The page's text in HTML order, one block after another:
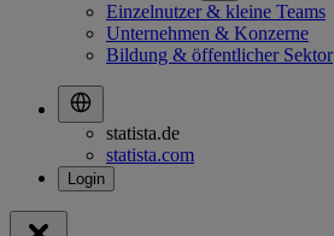
Einzelnutzer & kleine Teams
Unternehmen & Konzerne
Bildung & öffentlicher Sektor
statista.de
statista.com